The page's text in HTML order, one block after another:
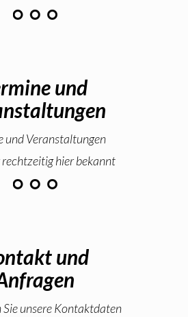
und
und Veranstaltungen
rechtzeitig hier bekannt
und
Sie unsere Kontaktdaten